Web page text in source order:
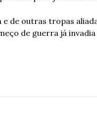
de outras tropas
de guerra já invadia